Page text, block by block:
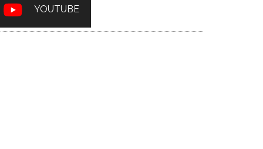
YOUTUBE